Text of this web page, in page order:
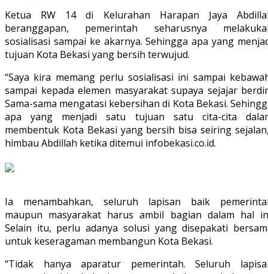
Ketua RW 14 di Kelurahan Harapan Jaya
beranggapan, pemerintah seharusnya
sosialisasi sampai ke akarnya. Sehingga apa yang
tujuan Kota Bekasi yang bersih terwujud.
“Saya kira memang perlu sosialisasi ini sampai
sampai kepada elemen masyarakat supaya sejajar
Sama-sama mengatasi kebersihan di Kota Bekasi.
apa yang menjadi satu tujuan satu cita-cita
membentuk Kota Bekasi yang bersih bisa seiring
himbau Abdillah ketika ditemui infobekasi.co.id.
Ia menambahkan, seluruh lapisan baik
maupun masyarakat harus ambil bagian dalam hal
Selain itu, perlu adanya solusi yang disepakati
untuk keseragaman membangun Kota Bekasi.
“Tidak hanya aparatur pemerintah. Seluruh